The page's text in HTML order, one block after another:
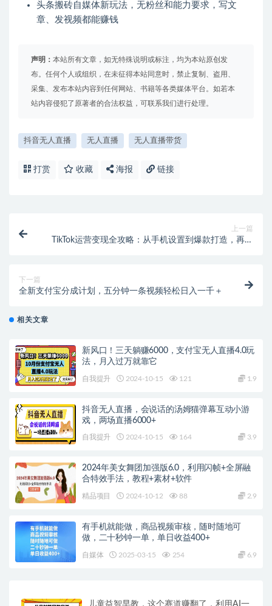
头条搬砖自媒体新玩法，无粉丝和能力要求，写文
章、发视频都能赚钱
声明： 本站所有文章，如无特殊说明或标注，均为本站原创发
布。任何个人或组织，在未征得本站同意时，禁止复制、盗用、
采集、发布本站内容到任何网站、书籍等各类媒体平台。如若本
站内容侵犯了原著者的合法权益，可联系我们进行处理。
抖音无人直播 无人直播 无人直播带货
打赏 收藏 海报 链接
上一篇
TikTok运营变现全攻略：从手机设置到爆款打造，再到
下一篇
全新支付宝分成计划，五分钟一条视频轻松日入一千＋
相关文章
新风口！三天躺赚6000，支付宝无人直播4.0玩
法，月入过万就靠它
自我提升 2024-10-15 121 1.9
抖音无人直播，会说话的汤姆猫弹幕互动小游
戏，两场直播6000+
自我提升 2024-10-15 164 3.9
2024年美女舞团加强版6.0，利用闪帧+全屏融
合特效手法，教程+素材+软件
精品项目 2024-10-12 88 2.9
有手机就能做，商品视频审核，随时随地可
做，二十秒钟一单，单日收益400+
自媒体 2025-03-15 254 6.9
儿童益智早教，这个赛道赚翻了，利用AI一